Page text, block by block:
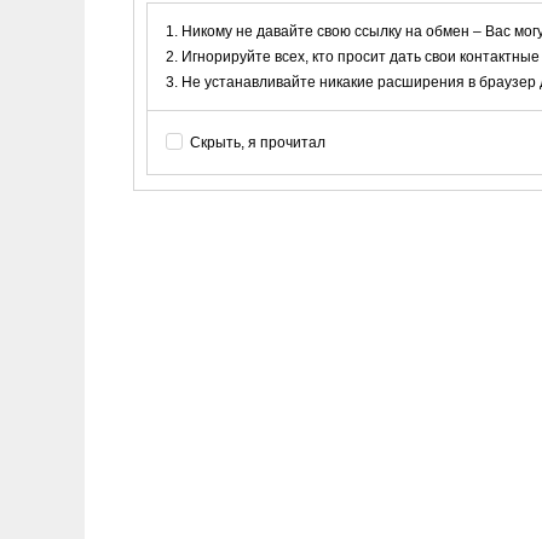
Никому не давайте свою ссылку на обмен – Вас
Игнорируйте всех, кто просит дать свои
Не устанавливайте никакие расширения в
Скрыть, я прочитал